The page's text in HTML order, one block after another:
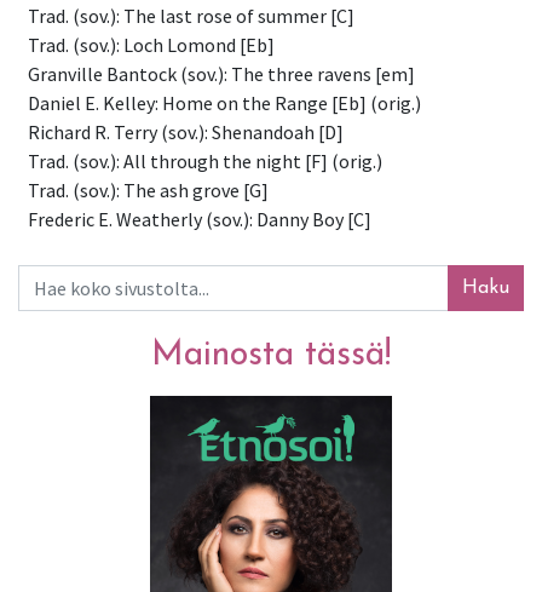
Trad. (sov.): The last rose of summer [C]
Trad. (sov.): Loch Lomond [Eb]
Granville Bantock (sov.): The three ravens [em]
Daniel E. Kelley: Home on the Range [Eb] (orig.)
Richard R. Terry (sov.): Shenandoah [D]
Trad. (sov.): All through the night [F] (orig.)
Trad. (sov.): The ash grove [G]
Frederic E. Weatherly (sov.): Danny Boy [C]
Haku
Mainosta tässä!